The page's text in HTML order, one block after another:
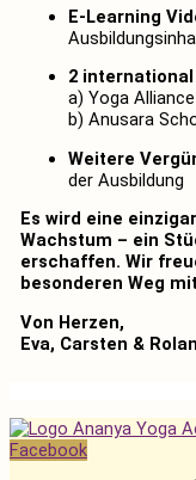
E-Learning
2
a) Yoga Alliance
b) Anusara
Weitere
der Ausbildung
Es wird eine
Wachstum – ein
erschaffen. Wir
besonderen Weg
Von Herzen,
Eva, Carsten &
Facebook